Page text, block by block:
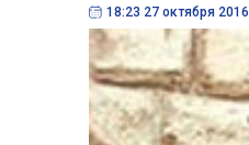
18:23 27 октября 2016